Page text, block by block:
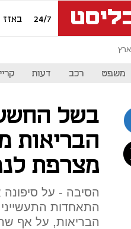
24/7 באזז
משפט רכב דעות
בשל
הבריאות
מצרפת
הסיבה - על
התאחדות
הבריאות, על אף